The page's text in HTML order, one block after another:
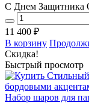
С Днем Защитника
11 400 ₽
В корзину
Скидка!
Быстрый просмотр
Набор шаров для